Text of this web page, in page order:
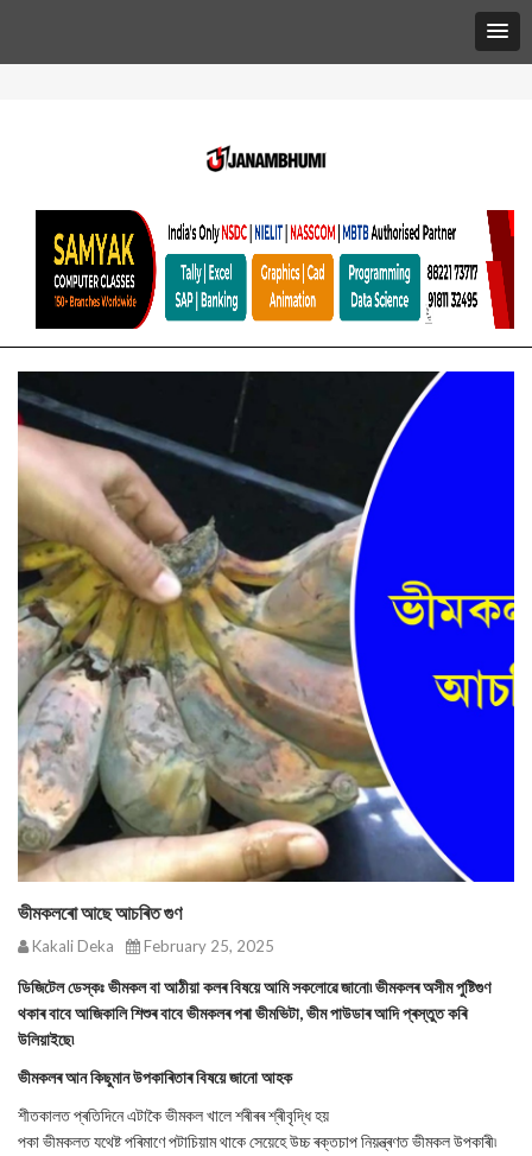
ভীমকলৰো আছে আচৰিত গুণ
Kakali Deka February 25, 2025
ডিজিটেল ডেস্কঃ ভীমকল বা আঠীয়া কলৰ বিষয়ে আমি সকলোৱে জানো৷ ভীমকলৰ অসীম পুষ্টিগুণ
থকাৰ বাবে আজিকালি শিশুৰ বাবে ভীমকলৰ পৰা ভীমভিটা, ভীম পাউডাৰ আদি প্ৰস্তুত কৰি
উলিয়াইছে৷
ভীমকলৰ আন কিছুমান উপকাৰিতাৰ বিষয়ে জানো আহক
শীতকালত প্ৰতিদিনে এটাকৈ ভীমকল খালে শৰীৰৰ শ্ৰীবৃদ্ধি হয়
পকা ভীমকলত যথেষ্ট পৰিমাণে পটাচিয়াম থাকে সেয়েহে উচ্চ ৰক্তচাপ নিয়ন্ত্ৰণত ভীমকল উপকাৰী৷